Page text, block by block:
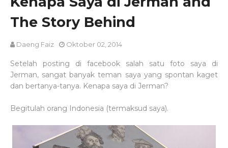
The Story Behind
Daeng Faiz Oktober 02, 2014
Setelah posting di facebook salah satu foto saya di
Jerman, sangat banyak teman saya yang spontan kaget
dan bertanya-tanya. Kenapa saya di Jerman?
Begitulah orang Indonesia (termaksud saya).